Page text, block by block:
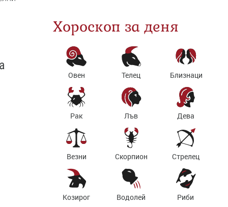
Хороскоп за деня
Овен Телец Близнаци
Рак Лъв Дева
Везни Скорпион Стрелец
Козирог Водолей Риби